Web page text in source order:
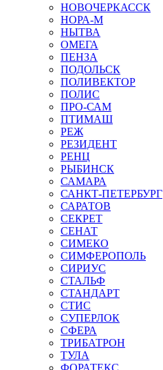
НОВОЧЕРКАССК
НОРА-М
НЫТВА
ОМЕГА
ПЕНЗА
ПОДОЛЬСК
ПОЛИВЕКТОР
ПОЛИС
ПРО-САМ
ПТИМАШ
РЕЖ
РЕЗИДЕНТ
РЕНЦ
РЫБИНСК
САМАРА
САНКТ-ПЕТЕРБУРГ
САРАТОВ
СЕКРЕТ
СЕНАТ
СИМЕКО
СИМФЕРОПОЛЬ
СИРИУС
СТАЛЬФ
СТАНДАРТ
СТИС
СУПЕРЛОК
СФЕРА
ТРИБАТРОН
ТУЛА
ФОРАТЕКС